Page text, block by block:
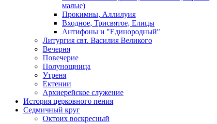
малые)
Прокимны, Аллилуия
Входное, Трисвятое, Елицы
Антифоны и "Единородный"
Литургия свт. Василия Великого
Вечерня
Повечерие
Полунощница
Утреня
Ектении
Архиерейское служение
История церковного пения
Седмичный круг
Октоих воскресный